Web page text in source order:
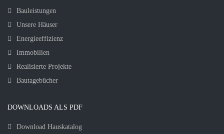
Bauleistungen
Unsere Häuser
Energieeffizienz
Immobilien
Realisierte Projekte
Bautagebücher
DOWNLOADS ALS PDF
Download Hauskatalog